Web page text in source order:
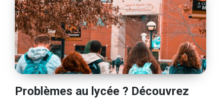
Problèmes au lycée ? Découvrez